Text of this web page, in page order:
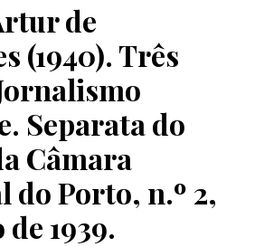
de
(1940). Três
Separata do
Câmara
do Porto, n.º 2,
1939.